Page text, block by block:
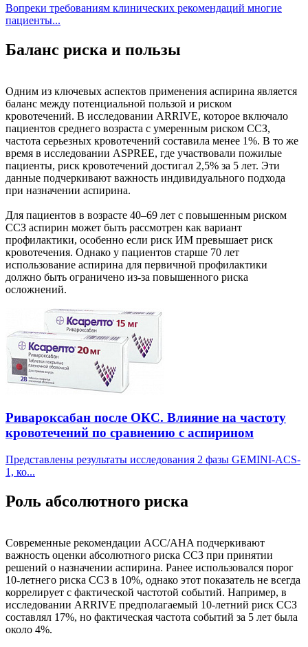
Вопреки требованиям клинических рекомендаций многие
пациенты...
Баланс риска и пользы
Одним из ключевых аспектов применения аспирина является
баланс между потенциальной пользой и риском
кровотечений. В исследовании ARRIVE, которое включало
пациентов среднего возраста с умеренным риском ССЗ,
частота серьезных кровотечений составила менее 1%. В то же
время в исследовании ASPREE, где участвовали пожилые
пациенты, риск кровотечений достигал 2,5% за 5 лет. Эти
данные подчеркивают важность индивидуального подхода
при назначении аспирина.
Для пациентов в возрасте 40–69 лет с повышенным риском
ССЗ аспирин может быть рассмотрен как вариант
профилактики, особенно если риск ИМ превышает риск
кровотечения. Однако у пациентов старше 70 лет
использование аспирина для первичной профилактики
должно быть ограничено из-за повышенного риска
осложнений.
Ривароксабан после ОКС. Влияние на частоту
кровотечений по сравнению с аспирином
Представлены результаты исследования 2 фазы GEMINI-ACS-
1, ко...
Роль абсолютного риска
Современные рекомендации ACC/AHA подчеркивают
важность оценки абсолютного риска ССЗ при принятии
решений о назначении аспирина. Ранее использовался порог
10-летнего риска ССЗ в 10%, однако этот показатель не всегда
коррелирует с фактической частотой событий. Например, в
исследовании ARRIVE предполагаемый 10-летний риск ССЗ
составлял 17%, но фактическая частота событий за 5 лет была
около 4%.